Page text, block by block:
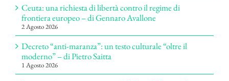
Ceuta: una richiesta di libertà contro il regime di
frontiera europeo – di Gennaro Avallone
2 Agosto 2026
Decreto “anti-maranza”: un testo culturale “oltre il
moderno” – di Pietro Saitta
1 Agosto 2026